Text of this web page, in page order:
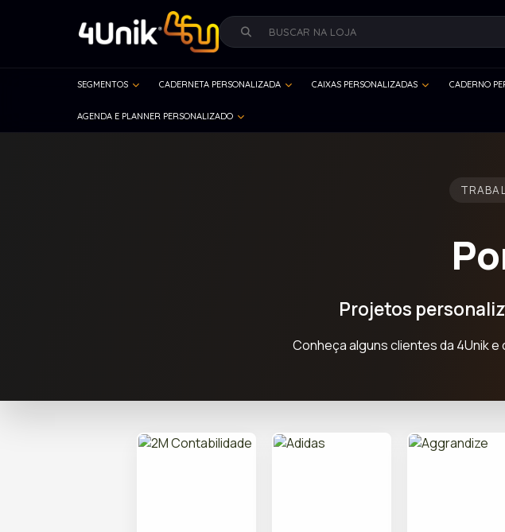
SEGMENTOS CADERNETA PERSONALIZADA CAIXAS PERSONALIZADAS CADERNO
AGENDA E PLANNER PERSONALIZADO
Projetos
Conheça alguns clientes da 4Unik